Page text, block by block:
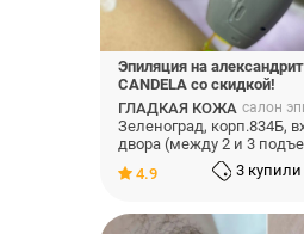
Эпиляция на
CANDELA со скидкой!
ГЛАДКАЯ КОЖА салон
Зеленоград, корп.834Б,
двора (между 2 и 3
4.9
3 купили